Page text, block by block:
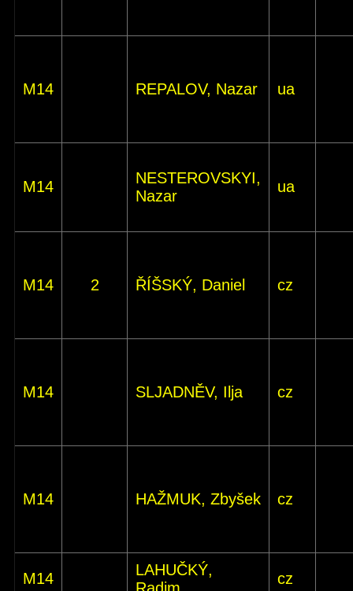
M14 REPALOV, Nazar ua
M14
NESTEROVSKYI,
Nazar
ua
M14 2 ŘÍŠSKÝ, Daniel cz
M14 SLJADNĚV, Ilja cz
M14 HAŽMUK, Zbyšek cz
M14
LAHUČKÝ,
cz